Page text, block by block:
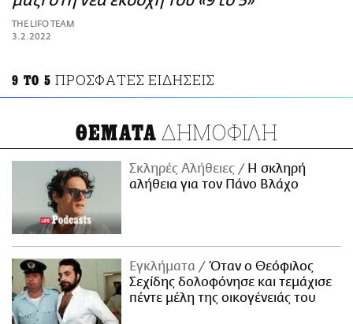
ΑΜΠΑ
PRINT
THE LIFO TEAM
3.2.2022
9 TO 5 ΠΡΟΣΦΑΤΕΣ ΕΙΔΗΣΕΙΣ
ΘΕΜΑΤΑ ΔΗΜΟΦΙΛΗ
Σκληρές Αλήθειες
H σκληρή
αλήθεια για τον Πάνο Βλάχο
Εγκλήματα
Όταν ο Θεόφιλος
Σεχίδης δολοφόνησε και τεμάχισε
πέντε μέλη της οικογένειάς του